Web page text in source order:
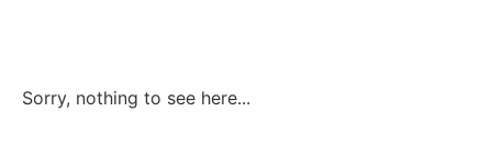
Sorry, nothing to see here...